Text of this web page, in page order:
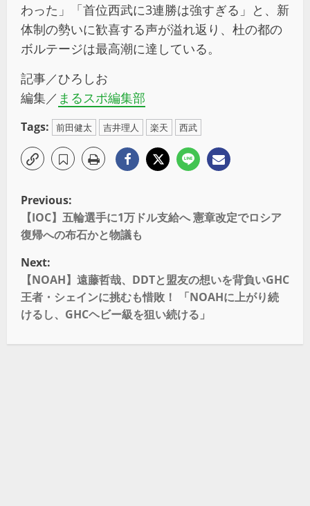
わった」「首位西武に3連勝は強すぎる」と、新
体制の勢いに歓喜する声が溢れ返り、杜の都の
ボルテージは最高潮に達している。
記事／ひろしお
編集／ まるスポ編集部
Tags: 前田健太 吉井理人 楽天 西武
Previous:
【IOC】五輪選手に1万ドル支給へ 憲章改定でロシア
復帰への布石かと物議も
Next:
【NOAH】遠藤哲哉、DDTと盟友の想いを背負いGHC
王者・シェインに挑むも惜敗！ 「NOAHに上がり続
けるし、GHCヘビー級を狙い続ける」